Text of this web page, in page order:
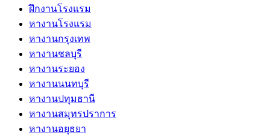
ฝึกงานโรงแรม
หางานโรงแรม
หางานกรุงเทพ
หางานชลบุรี
หางานระยอง
หางานนนทบุรี
หางานปทุมธานี
หางานสมุทรปราการ
หางานอยุธยา